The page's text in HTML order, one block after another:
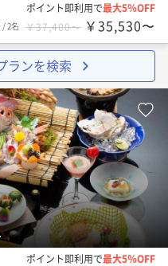
ポイント即利用で最大5％OFF
/2名 ￥37,400〜 ￥35,530〜
ランを検索
5
ポイント即利用で最大5％OFF